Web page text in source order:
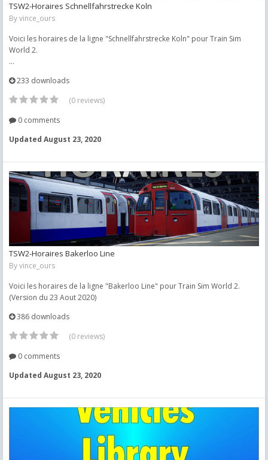
TSW2-Horaires Schnellfahrstrecke Koln
Byvince_ours
Voici les horaires de la ligne "Schnellfahrstrecke Koln" pour Train Sim
World 2.
...
233 downloads
(0 reviews)
0 comments
Updated August 23, 2020
TSW2-Horaires Bakerloo Line
Byvince_ours
Voici les horaires de la ligne "Bakerloo Line" pour Train Sim World 2.
(Version du 23 Aout 2020)
386 downloads
(0 reviews)
0 comments
Updated August 23, 2020